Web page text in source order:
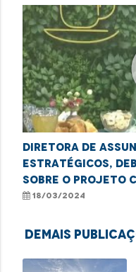
Diretora de
Estratégicos,
sobre o projeto
18/03/2024
Demais